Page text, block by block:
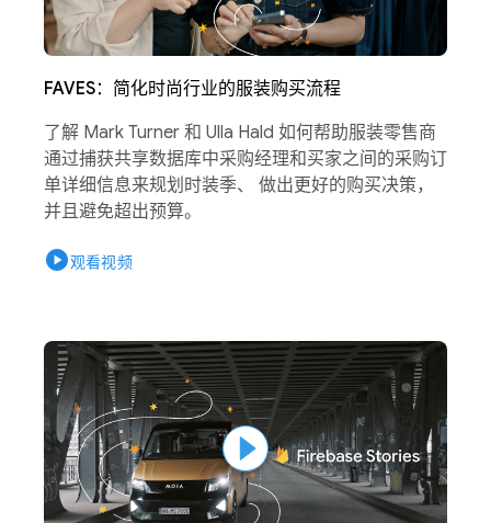
FAVES：简化时尚行业的服装购买流程
了解 Mark Turner 和 Ulla Hald 如何帮助服装零售商
通过捕获共享数据库中采购经理和买家之间的采购订
单详细信息来规划时装季、 做出更好的购买决策，
并且避免超出预算。
play_circle观看视频